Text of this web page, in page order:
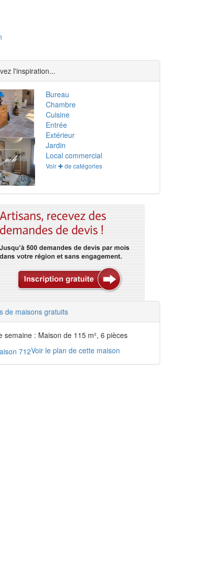
l'inspiration...
Bureau
Chambre
Cuisine
Entrée
Extérieur
Jardin
Local commercial
Voir ✚ de catégories
de maisons gratuits
semaine : Maison de 115 m², 6 pièces
Voir le plan de cette maison